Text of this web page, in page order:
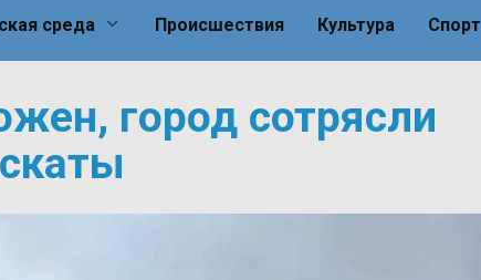
среда Происшествия Культура Спорт
город сотрясли